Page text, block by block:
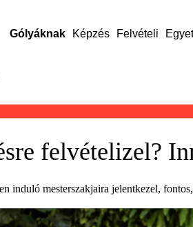
Gólyáknak Képzés Felvételi
felvételizel?
induló mesterszakjaira jelentkezel,